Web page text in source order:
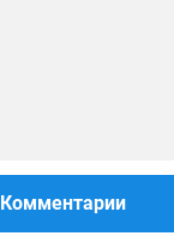
Комментарии